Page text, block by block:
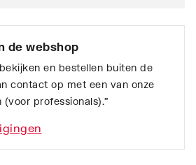
de webshop
en bestellen buiten de
contact op met een van onze
professionals).”